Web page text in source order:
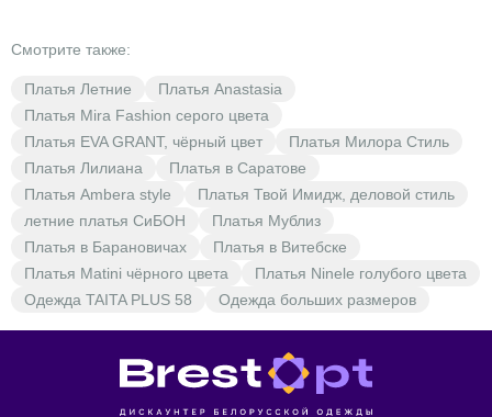
предлагает эти модные платья по доступным ценам. Не
одеждой по выгодным ценам.
Смотрите также:
Платья Летние
Платья Anastasia
Платья Mira Fashion серого цвета
Платья EVA GRANT, чёрный цвет
Платья Милора Стиль
Платья Лилиана
Платья в Саратове
Платья Ambera style
Платья Твой Имидж, деловой стиль
летние платья СиБОН
Платья Мублиз
Платья в Барановичах
Платья в Витебске
Платья Matini чёрного цвета
Платья Ninele голубого цвета
Одежда TAITA PLUS 58
Одежда больших размеров